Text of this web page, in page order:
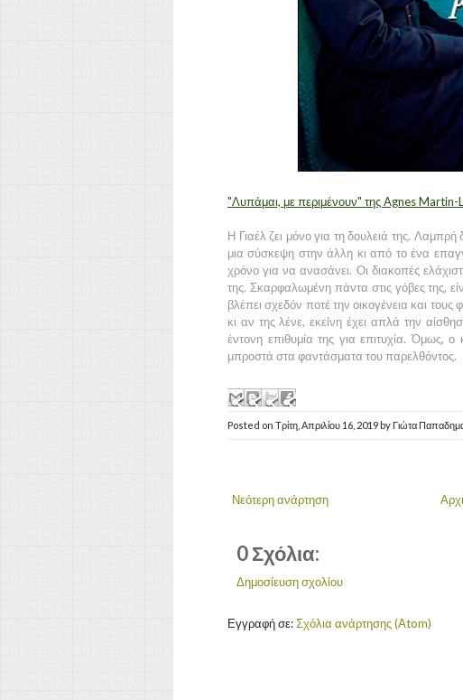
"Λυπάμαι, με περιμένουν" της Agnes Martin-
Η Γιαέλ ζει μόνο για τη δουλειά της.
μια σύσκεψη στην άλλη κι από το ένα
χρόνο για να ανασάνει. Οι διακοπές
της. Σκαρφαλωμένη πάντα στις γόβες της,
βλέπει σχεδόν ποτέ την οικογένεια και
κι αν της λένε, εκείνη έχει απλά την
έντονη επιθυμία της για επιτυχία. Όμως,
μπροστά στα φαντάσματα του παρελθόντος.
Posted on Τρίτη, Απριλίου 16, 2019 by Γιώτα
Νεότερη ανάρτηση
0 Σχόλια:
Δημοσίευση σχολίου
Εγγραφή σε:Σχόλια ανάρτησης (Atom)